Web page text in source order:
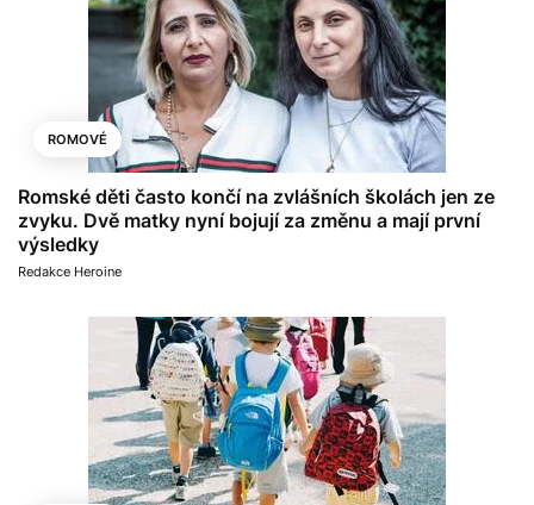
ROMOVÉ
Romské děti často končí na zvlášních školách jen ze
zvyku. Dvě matky nyní bojují za změnu a mají první
výsledky
Redakce Heroine